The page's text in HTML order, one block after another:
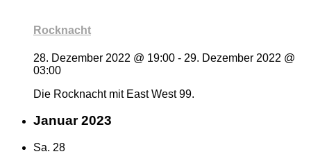
Rocknacht
28. Dezember 2022 @ 19:00 - 29. Dezember 2022 @
03:00
Die Rocknacht mit East West 99.
Januar 2023
Sa. 28